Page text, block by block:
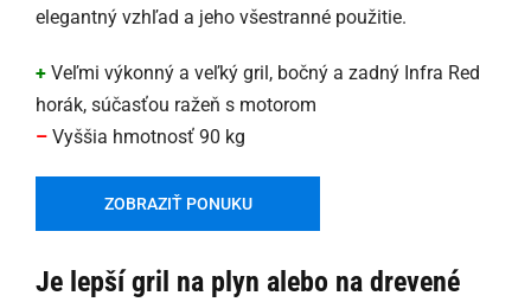
elegantný vzhľad a jeho všestranné použitie.
+ Veľmi výkonný a veľký gril, bočný a zadný Infra Red
horák, súčasťou ražeň s motorom
– Vyššia hmotnosť 90 kg
ZOBRAZIŤ PONUKU
Je lepší gril na plyn alebo na drevené